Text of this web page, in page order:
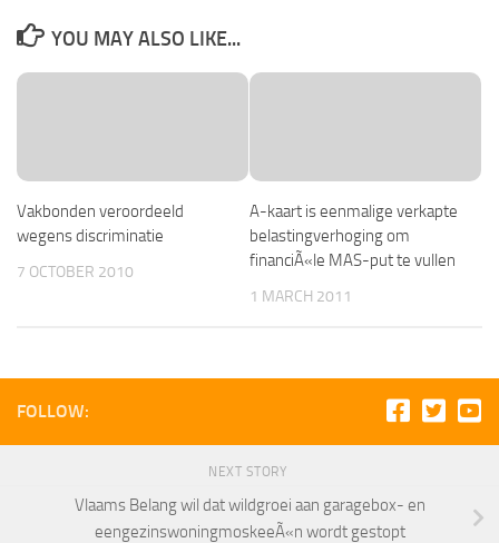
YOU MAY ALSO LIKE...
Vakbonden veroordeeld
wegens discriminatie
7 OCTOBER 2010
A-kaart is eenmalige verkapte
belastingverhoging om
financiÃ«le MAS-put te vullen
1 MARCH 2011
FOLLOW:
NEXT STORY
Vlaams Belang wil dat wildgroei aan garagebox- en
eengezinswoningmoskeeÃ«n wordt gestopt